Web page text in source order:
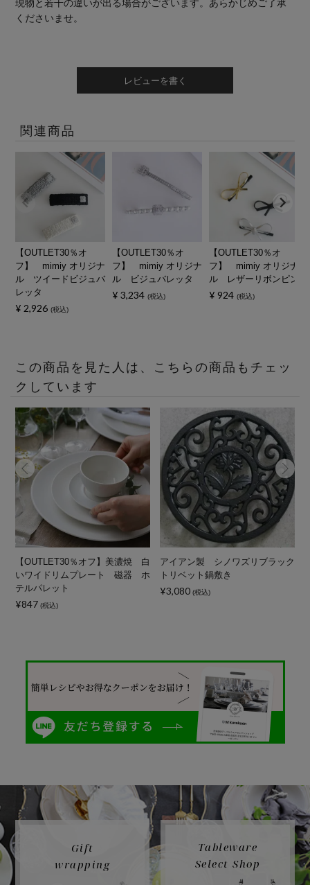
現物と若干の違いが出る場合がございます。あらかじめご了承
くださいませ。
レビューを書く
関連商品
【OUTLET30％オ
フ】 mimiy オリジナ
ル ツイードビジュバ
レッタ
¥ 2,926 税込
【OUTLET30％オ
フ】 mimiy オリジナ
ル ビジュバレッタ
¥ 3,234 税込
【OUTLET30％オ
フ】 mimiy オリジナ
ル レザーリボンピン
¥ 924 税込
この商品を見た人は、こちらの商品もチェッ
クしています
【OUTLET30％オフ】美濃焼 白
いワイドリムプレート 磁器 ホ
テルパレット
¥847 (税込)
アイアン製 シノワズリブラック
トリベット鍋敷き
¥3,080 (税込)
Gift
wrapping
Tableware
Select Shop